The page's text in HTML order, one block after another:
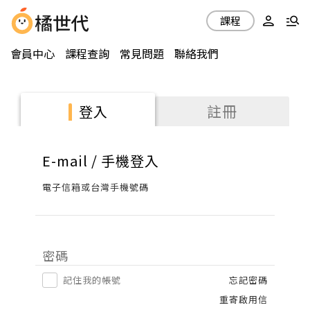
會員中心 課程查詢 常見問題 聯絡我們
課程
登入 註冊
E-mail / 手機登入
電子信箱或台灣手機號碼
密碼
記住我的帳號
忘記密碼
重寄啟用信